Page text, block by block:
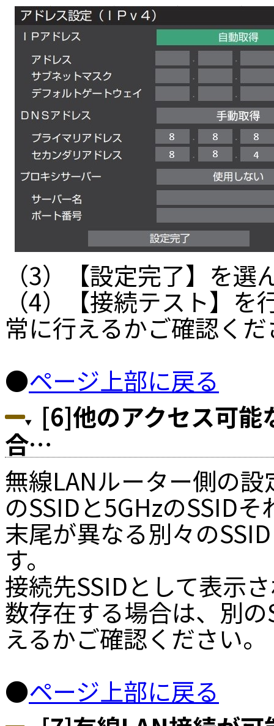
（3）【設定完了】を
（4）【接続テスト】
常に行えるかご確認く
●ページ上部に戻る
[6]他のアクセス可能
合…
無線LANルーター側の
のSSIDと5GHzのSSID
末尾が異なる別々の
す。
接続先SSIDとして表示
数存在する場合は、別
えるかご確認ください。
●ページ上部に戻る